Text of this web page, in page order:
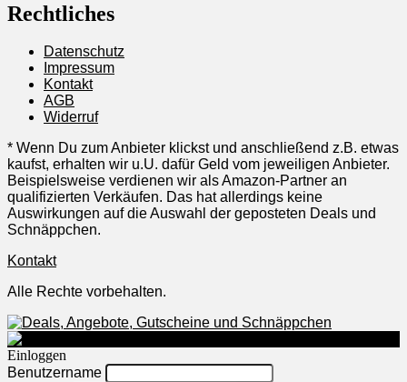
Rechtliches
Datenschutz
Impressum
Kontakt
AGB
Widerruf
* Wenn Du zum Anbieter klickst und anschließend z.B. etwas
kaufst, erhalten wir u.U. dafür Geld vom jeweiligen Anbieter.
Beispielsweise verdienen wir als Amazon-Partner an
qualifizierten Verkäufen. Das hat allerdings keine
Auswirkungen auf die Auswahl der geposteten Deals und
Schnäppchen.
Kontakt
Alle Rechte vorbehalten.
Einloggen
Benutzername